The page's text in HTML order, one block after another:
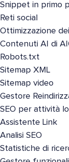
Snippet in primo
Reti social
Ottimizzazione
Contenuti AI di
Robots.txt
Sitemap XML
Sitemap video
Gestore
SEO per attività
Assistente Link
Analisi SEO
Statistiche di